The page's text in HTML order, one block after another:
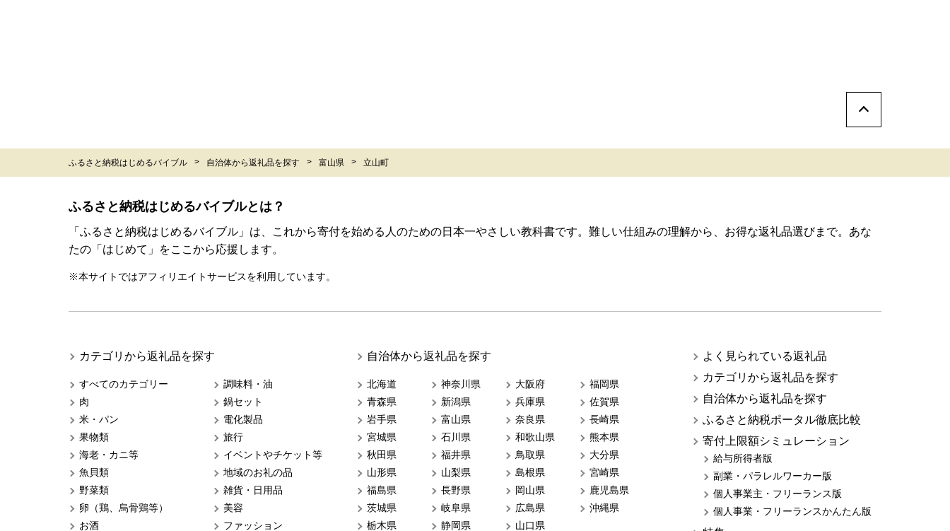
ふるさと納税はじめるバイブル 自治体から返礼品を探す 富山県 立山町
ふるさと納税はじめるバイブルとは？
「ふるさと納税はじめるバイブル」は、これから寄付を始める人のための日本一やさしい教科書です。難しい仕組みの理解から、お得な返礼品選びまで。あな
たの「はじめて」をここから応援します。
※本サイトではアフィリエイトサービスを利用しています。
カテゴリから返礼品を探す
すべてのカテゴリー
肉
米・パン
果物類
海老・カニ等
魚貝類
野菜類
卵（鶏、烏骨鶏等）
お酒
調味料・油
鍋セット
電化製品
旅行
イベントやチケット等
地域のお礼の品
雑貨・日用品
美容
ファッション
自治体から返礼品を探す
北海道
青森県
岩手県
宮城県
秋田県
山形県
福島県
茨城県
栃木県
神奈川県
新潟県
富山県
石川県
福井県
山梨県
長野県
岐阜県
静岡県
大阪府
兵庫県
奈良県
和歌山県
鳥取県
島根県
岡山県
広島県
山口県
福岡県
佐賀県
長崎県
熊本県
大分県
宮崎県
鹿児島県
沖縄県
よく見られている返礼品
カテゴリから返礼品を探す
自治体から返礼品を探す
ふるさと納税ポータル徹底比較
寄付上限額シミュレーション
給与所得者版
副業・パラレルワーカー版
個人事業主・フリーランス版
個人事業・フリーランスかんたん版